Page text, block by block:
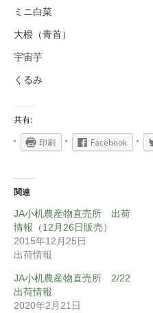
ミニ白菜
大根（青首）
宇宙芋
くるみ
共有:
印刷 Facebook
関連
JA小机農産物直売所 出荷
情報（12月26日販売）
2015年12月25日
出荷情報
JA小机農産物直売所 2/22
出荷情報
2020年2月21日